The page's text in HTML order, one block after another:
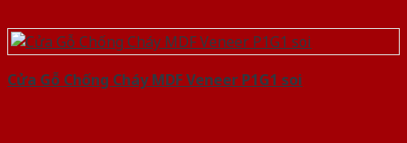
Cửa Gỗ Chống Cháy MDF Veneer P1G1 soi